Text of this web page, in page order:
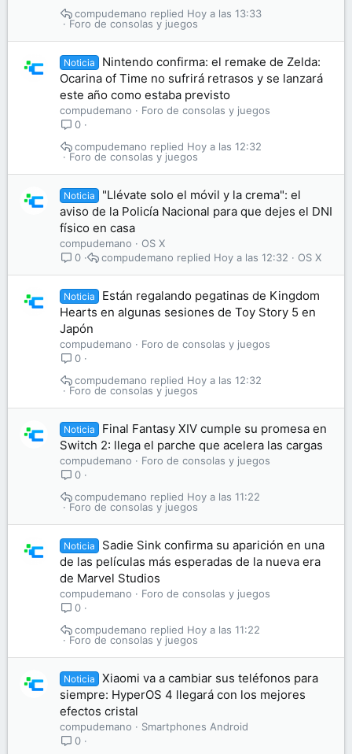
Foro de consolas y juegos
Hoy a las 13:33
compudemano
Noticia
Nintendo confirma: el remake de Zelda:
Ocarina of Time no sufrirá retrasos y se lanzará
este año como estaba previsto
compudemano
Foro de consolas y juegos
0
Foro de consolas y juegos
Hoy a las 12:32
compudemano
Noticia
"Llévate solo el móvil y la crema": el
aviso de la Policía Nacional para que dejes el DNI
físico en casa
compudemano
OS X
0
OS X
Hoy a las 12:32
compudemano
Noticia
Están regalando pegatinas de Kingdom
Hearts en algunas sesiones de Toy Story 5 en
Japón
compudemano
Foro de consolas y juegos
0
Foro de consolas y juegos
Hoy a las 12:32
compudemano
Noticia
Final Fantasy XIV cumple su promesa en
Switch 2: llega el parche que acelera las cargas
compudemano
Foro de consolas y juegos
0
Foro de consolas y juegos
Hoy a las 11:22
compudemano
Noticia
Sadie Sink confirma su aparición en una
de las películas más esperadas de la nueva era
de Marvel Studios
compudemano
Foro de consolas y juegos
0
Foro de consolas y juegos
Hoy a las 11:22
compudemano
Noticia
Xiaomi va a cambiar sus teléfonos para
siempre: HyperOS 4 llegará con los mejores
efectos cristal
compudemano
Smartphones Android
0